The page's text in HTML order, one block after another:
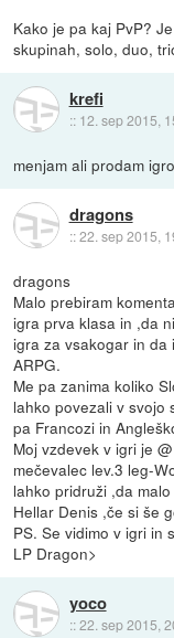
Kako je pa kaj PvP?
skupinah, solo, duo,
krefi
:: 12. sep 2015,
menjam ali prodam
dragons
::22. sep 2015,
dragons
Malo prebiram
igra prva klasa in ,da
igra za vsakogar in da
ARPG.
Me pa zanima koliko
lahko povezali v svojo
pa Francozi in
Moj vzdevek v igri je
mečevalec lev.3 leg-
lahko pridruži ,da
Hellar Denis ,če si še
PS. Se vidimo v igri in
LP Dragon>
yoco
::22. sep 2015,